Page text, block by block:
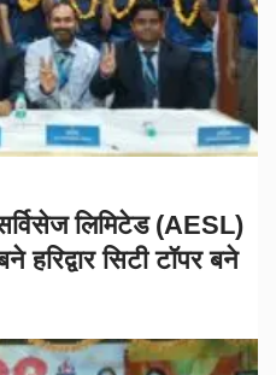
लिमिटेड (AESL)
सिटी टॉपर बने